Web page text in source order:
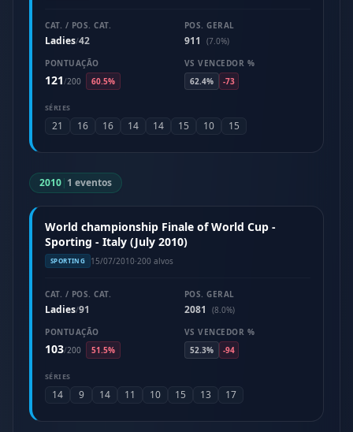
CAT. / POS. CAT.
Ladies/42
POS. GERAL
911
(7.0%)
PONTUAÇÃO
121/200 60.5%
VS VENCEDOR %
62.4%
-73
SÉRIES
21 16 16 14 14 15 10 15
2010| 1 eventos
World championship Finale of World Cup -
Sporting - Italy (July 2010)
SPORTING 15/07/2010·200 alvos
CAT. / POS. CAT.
Ladies/91
POS. GERAL
2081
(8.0%)
PONTUAÇÃO
103/200 51.5%
VS VENCEDOR %
52.3%
-94
SÉRIES
14 9 14 11 10 15 13 17